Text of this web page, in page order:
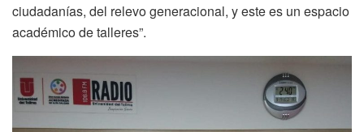
ciudadanías, del relevo generacional, y este es un espacio
académico de talleres”.